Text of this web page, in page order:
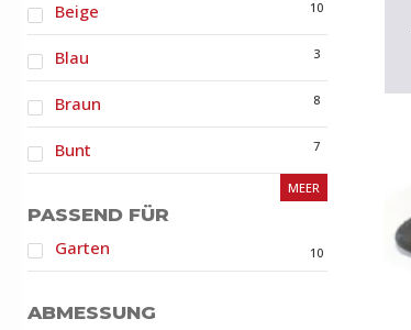
Beige 10
Blau 3
Braun 8
Bunt 7
MEER
PASSEND FÜR
Garten
10
ABMESSUNG